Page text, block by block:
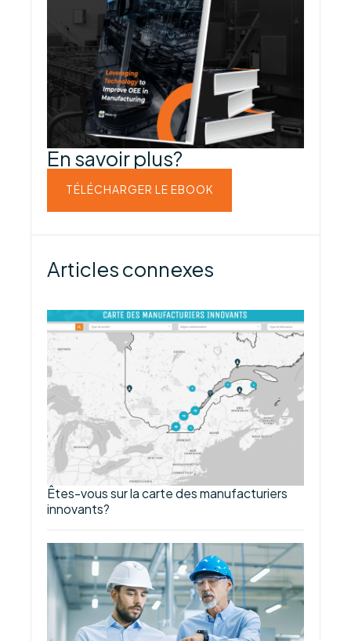
En savoir plus?
TÉLÉCHARGER LE EBOOK
Articles connexes
Êtes-vous sur la carte des manufacturiers
innovants?